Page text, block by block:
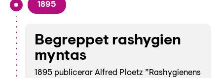
1895
Begreppet rashygien
myntas
1895 publicerar Alfred Ploetz ”Rashygienens